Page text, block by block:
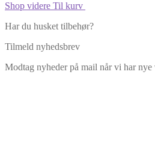
Shop videre Til kurv
Har du husket tilbehør?
Tilmeld nyhedsbrev
Modtag nyheder på mail når vi har nye